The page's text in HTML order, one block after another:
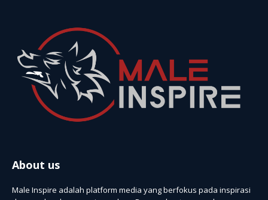
About us
Male Inspire adalah platform media yang berfokus pada inspirasi